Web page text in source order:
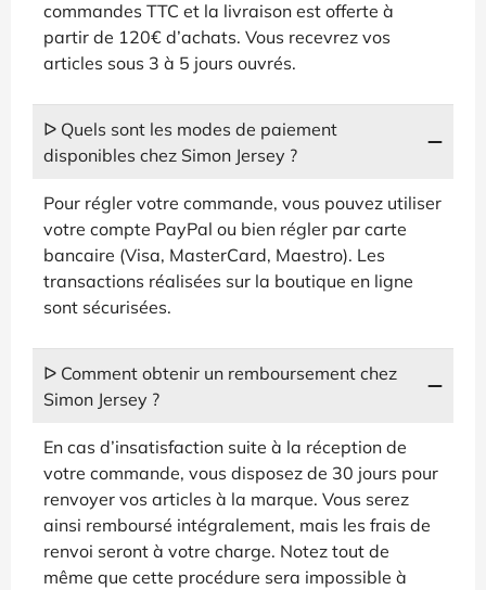
commandes TTC et la livraison est offerte à
partir de 120€ d’achats. Vous recevrez vos
articles sous 3 à 5 jours ouvrés.
ᐅ Quels sont les modes de paiement
disponibles chez Simon Jersey ?
Pour régler votre commande, vous pouvez utiliser
votre compte PayPal ou bien régler par carte
bancaire (Visa, MasterCard, Maestro). Les
transactions réalisées sur la boutique en ligne
sont sécurisées.
ᐅ Comment obtenir un remboursement chez
Simon Jersey ?
En cas d’insatisfaction suite à la réception de
votre commande, vous disposez de 30 jours pour
renvoyer vos articles à la marque. Vous serez
ainsi remboursé intégralement, mais les frais de
renvoi seront à votre charge. Notez tout de
même que cette procédure sera impossible à